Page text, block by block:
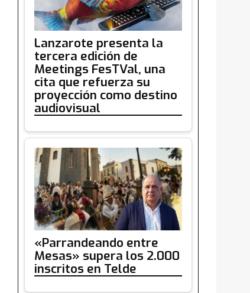
Lanzarote presenta la
tercera edición de
Meetings FesTVal, una
cita que refuerza su
proyección como destino
audiovisual
«Parrandeando entre
Mesas» supera los 2.000
inscritos en Telde